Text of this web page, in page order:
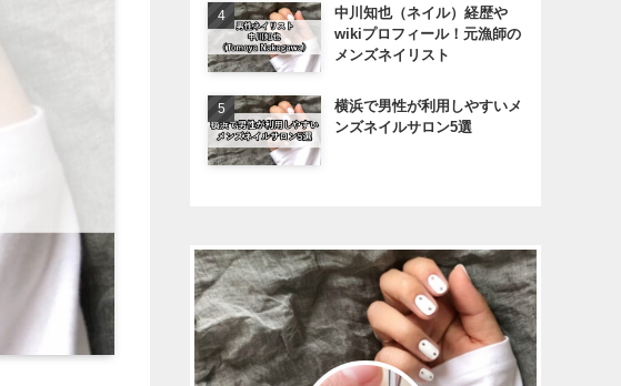
中川知也（ネイル）経歴や
wikiプロフィール！元漁師の
メンズネイリスト
横浜で男性が利用しやすいメ
ンズネイルサロン5選